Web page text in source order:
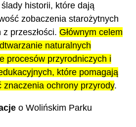
historii, które dają
zobaczenia starożytnych
przeszłości. Głównym celem
naturalnych
procesów przyrodniczych i
które pomagają
znaczenia ochrony przyrody.
o Wolińskim Parku